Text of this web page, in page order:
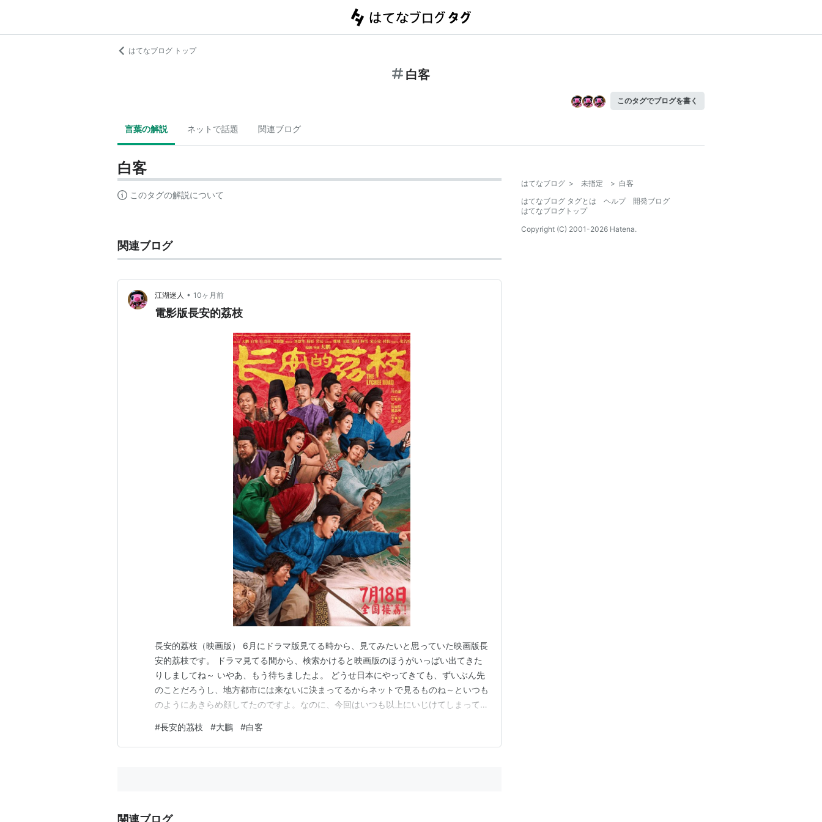
はてなブログ トップ
白客
このタグでブログを書く
言葉の解説 ネットで話題 関連ブログ
白客
このタグの解説について
関連ブログ
江湖迷人 • 10ヶ月前
電影版長安的荔枝
長安的荔枝（映画版） 6月にドラマ版見てる時から、見てみたいと思っていた映画版長
安的荔枝です。 ドラマ見てる間から、検索かけると映画版のほうがいっぱい出てきた
りしましてね～ いやあ、もう待ちましたよ。 どうせ日本にやってきても、ずいぶん先
のことだろうし、地方都市には来ないに決まってるからネットで見るものね～といつも
のようにあきらめ顔してたのですよ。なのに、今回はいつも以上にいじけてしまってま
いくら日本語字幕なしで大都市限定にしても、地方民いじけますよ。どこか大都市に見
に出かけるとしても、言うほど簡単じゃないんですよ。…
#長安的茘枝 #大鵬 #白客
関連ブログ
はてなブログ > 未指定 > 白客
はてなブログ タグとは
ヘルプ
開発ブログ
はてなブログトップ
Copyright (C) 2001-2026 Hatena.